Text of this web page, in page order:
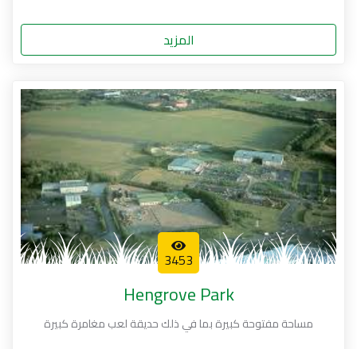
المزيد
3453
Hengrove Park
مساحة مفتوحة كبيرة بما في ذلك حديقة لعب مغامرة كبيرة